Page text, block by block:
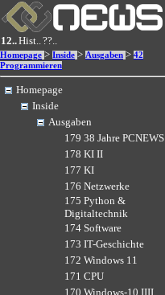
12..Hist..??..
Homepage > Inside > Ausgaben > 42
Programmieren
Homepage
Inside
Ausgaben
179 38 Jahre PCNEWS
178 KI II
177 KI
176 Netzwerke
175 Python &
Digitaltechnik
174 Software
173 IT-Geschichte
172 Windows 11
171 CPU
170 Windows-10 IIII